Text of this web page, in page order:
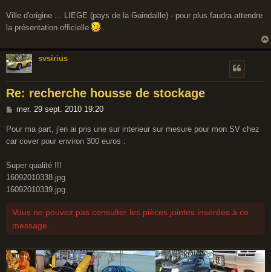
Ville d'origine ... LIEGE (pays de la Guindaille) - pour plus faudra attendre
la présentation officielle
svsirius
Re: recherche housse de stockage
M
s
s
g
e
mer. 29 sept. 2010 19:20
Pour ma part, j'en ai pris une sur interieur sur mesure pour mon SV chez
car cover pour environ 300 euros :
Super qualité !!!
16092010338.jpg
16092010339.jpg
Vous ne pouvez pas consulter les pièces jointes insérées à ce
message.